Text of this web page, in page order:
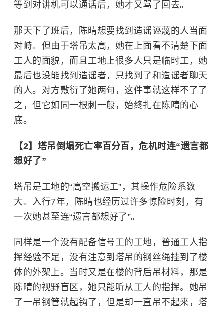
等到对讲机可以通话后，她才又骂了回去。
那天下了班后，陈晴想要找到造谣诬蔑的人当面
对峙。但由于塔吊太高，她在上面看不清楚下面
工人的面貌，而且工地上很多人只是临时工，她
最后也没能找到造谣者，只找到了和造谣者聊天
的人。对方敷衍了她两句，这件事就这样不了了
之，但它如同一根刺一般，始终扎在陈晴的心
底。
【2】 塔吊倒塌死亡率百分百，危机时连“遗言都
想好了”
塔吊是工地的“高空搬运工”，其操作危险系数
大。入行7年，陈晴也经历过许多惊险时刻，有
一次她甚至连“遗言都想好了”。
同样是一个没有配备信号工的工地，普通工人指
挥经验不足，没有注意到塔吊的钢丝绳挂到了楼
体的外架上。当时又是在楼的背后吊材料，那是
陈晴的视野盲区，她只能听从工人的指挥。她吊
了一吊钢管就起钩了，但是却一直吊不起来，塔